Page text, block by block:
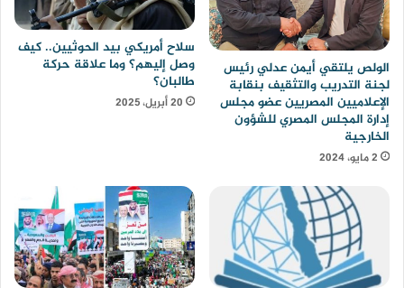
الولص يلتقي أيمن عدلي رئيس
لجنة التدريب والتثقيف بنقابة
الإعلاميين المصريين عضو مجلس
إدارة المجلس المصري للشؤون
الخارجية
2 مايو، 2024
سلاح أمريكي بيد الحوثيين.. كيف
وصل إليهم؟ وما علاقة حركة
طالبان؟
20 أبريل، 2025